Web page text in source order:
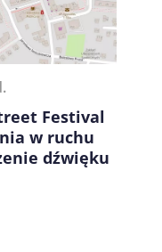
Zapamiętaj moje
kolejnych
Festival
w ruchu
dźwięku